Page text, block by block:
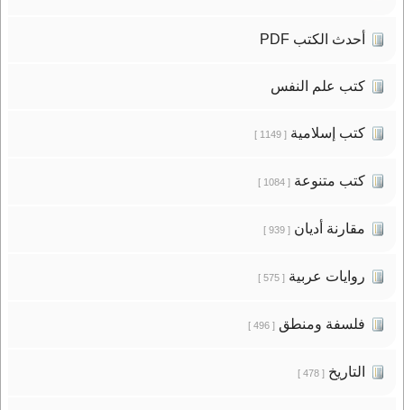
أحدث الكتب PDF
كتب علم النفس
كتب إسلامية[ 1149 ]
كتب متنوعة[ 1084 ]
مقارنة أديان[ 939 ]
روايات عربية[ 575 ]
فلسفة ومنطق[ 496 ]
التاريخ[ 478 ]